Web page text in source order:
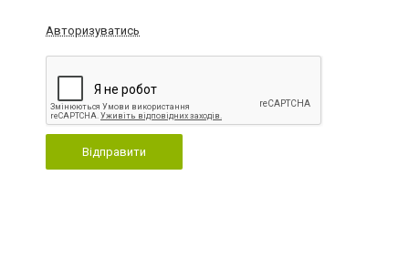
Авторизуватись
Відправити